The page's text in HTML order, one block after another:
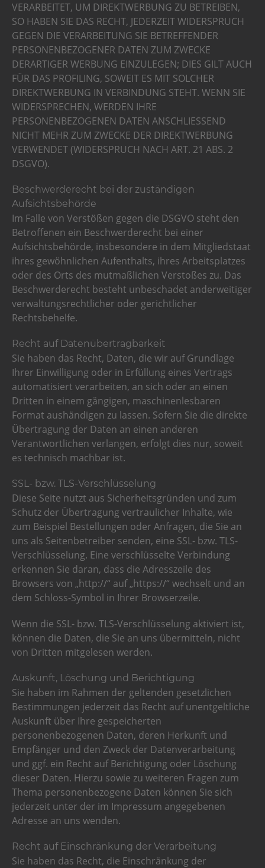
VERARBEITET, UM DIREKTWERBUNG ZU BETREIBEN,
SO HABEN SIE DAS RECHT, JEDERZEIT WIDERSPRUCH
GEGEN DIE VERARBEITUNG SIE BETREFFENDER
PERSONENBEZOGENER DATEN ZUM ZWECKE
DERARTIGER WERBUNG EINZULEGEN; DIES GILT AUCH
FÜR DAS PROFILING, SOWEIT ES MIT SOLCHER
DIREKTWERBUNG IN VERBINDUNG STEHT. WENN SIE
WIDERSPRECHEN, WERDEN IHRE
PERSONENBEZOGENEN DATEN ANSCHLIESSEND
NICHT MEHR ZUM ZWECKE DER DIREKTWERBUNG
VERWENDET (WIDERSPRUCH NACH ART. 21 ABS. 2
DSGVO).
Beschwerderecht bei der zuständigen
Aufsichtsbehörde
Im Falle von Verstößen gegen die DSGVO steht den
Betroffenen ein Beschwerderecht bei einer
Aufsichtsbehörde, insbesondere in dem Mitgliedstaat
ihres gewöhnlichen Aufenthalts, ihres Arbeitsplatzes
oder des Orts des mutmaßlichen Verstoßes zu. Das
Beschwerderecht besteht unbeschadet anderweitiger
verwaltungsrechtlicher oder gerichtlicher
Rechtsbehelfe.
Recht auf Datenübertragbarkeit
Sie haben das Recht, Daten, die wir auf Grundlage
Ihrer Einwilligung oder in Erfüllung eines Vertrags
automatisiert verarbeiten, an sich oder an einen
Dritten in einem gängigen, maschinenlesbaren
Format aushändigen zu lassen. Sofern Sie die direkte
Übertragung der Daten an einen anderen
Verantwortlichen verlangen, erfolgt dies nur, soweit
es technisch machbar ist.
SSL- bzw. TLS-Verschlüsselung
Diese Seite nutzt aus Sicherheitsgründen und zum
Schutz der Übertragung vertraulicher Inhalte, wie
zum Beispiel Bestellungen oder Anfragen, die Sie an
uns als Seitenbetreiber senden, eine SSL- bzw. TLS-
Verschlüsselung. Eine verschlüsselte Verbindung
erkennen Sie daran, dass die Adresszeile des
Browsers von „http://“ auf „https://“ wechselt und an
dem Schloss-Symbol in Ihrer Browserzeile.
Wenn die SSL- bzw. TLS-Verschlüsselung aktiviert ist,
können die Daten, die Sie an uns übermitteln, nicht
von Dritten mitgelesen werden.
Auskunft, Löschung und Berichtigung
Sie haben im Rahmen der geltenden gesetzlichen
Bestimmungen jederzeit das Recht auf unentgeltliche
Auskunft über Ihre gespeicherten
personenbezogenen Daten, deren Herkunft und
Empfänger und den Zweck der Datenverarbeitung
und ggf. ein Recht auf Berichtigung oder Löschung
dieser Daten. Hierzu sowie zu weiteren Fragen zum
Thema personenbezogene Daten können Sie sich
jederzeit unter der im Impressum angegebenen
Adresse an uns wenden.
Recht auf Einschränkung der Verarbeitung
Sie haben das Recht, die Einschränkung der